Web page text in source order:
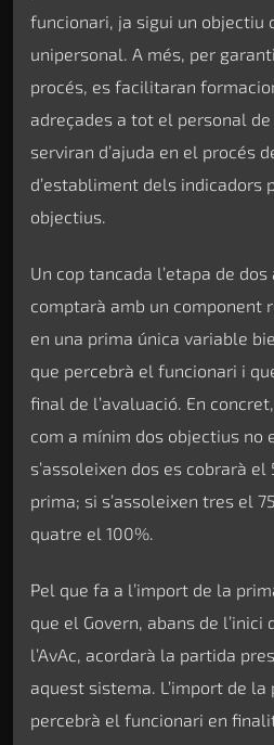
funcionari, ja sigui un objectiu
unipersonal. A més, per
procés, es facilitaran
adreçades a tot el personal
serviran d’ajuda en el procés
d’establiment dels indicadors
objectius.
Un cop tancada l’etapa de
comptarà amb un component
en una prima única variable
que percebrà el funcionari i
final de l’avaluació. En
com a mínim dos objectius no
s’assoleixen dos es cobrarà
prima; si s’assoleixen tres el
quatre el 100%.
Pel que fa a l’import de la
que el Govern, abans de l’inici
l’AvAc, acordarà la partida
aquest sistema. L’import de
percebrà el funcionari en